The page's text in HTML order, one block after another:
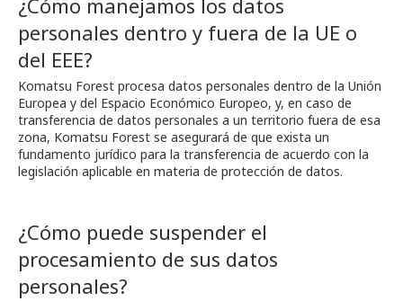
¿Cómo manejamos los datos
personales dentro y fuera de la UE o
del EEE?
Komatsu Forest procesa datos personales dentro de la Unión
Europea y del Espacio Económico Europeo, y, en caso de
transferencia de datos personales a un territorio fuera de esa
zona, Komatsu Forest se asegurará de que exista un
fundamento jurídico para la transferencia de acuerdo con la
legislación aplicable en materia de protección de datos.
¿Cómo puede suspender el
procesamiento de sus datos
personales?